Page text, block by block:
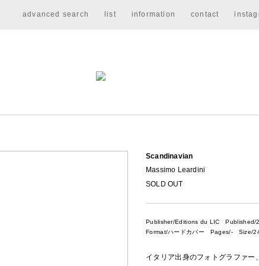
advanced search list information contact
Scandinavian
Massimo Leardini
SOLD OUT
Publisher/Editions du LIC Published/
Format/ハードカバー Pages/- Size/
イタリア出身のフォトグラファ